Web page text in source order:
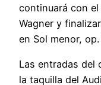
continuará con el
Wagner y
en Sol menor, op.
Las entradas del
la taquilla del